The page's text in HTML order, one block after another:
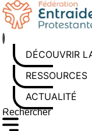
Aller
au
contenu
DÉCOUVRIR
RESSOURCES
ACTUALITÉS
Rechercher sur le site
Saisissez au moins